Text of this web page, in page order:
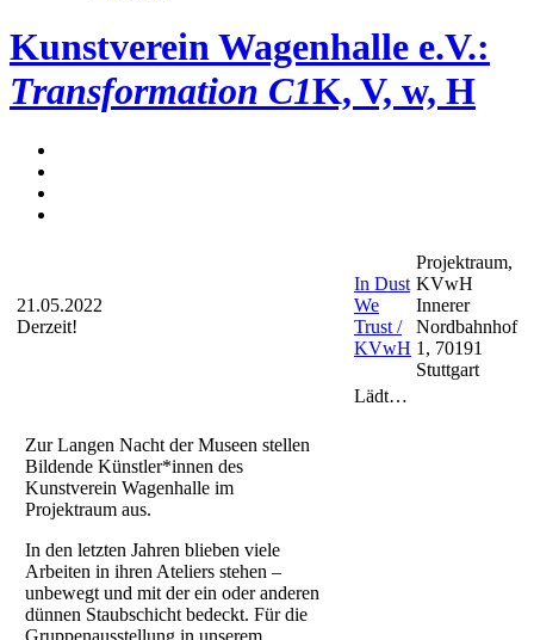
Kunstverein Wagenhalle e.V.:
Transformation C1K, V, w, H
21.05.2022
Derzeit!
In Dust
We
Trust /
KVwH
Projektraum,
KVwH
Innerer
Nordbahnhof
1, 70191
Stuttgart
Lädt…
Zur Langen Nacht der Museen stellen
Bildende Künstler*innen des
Kunstverein Wagenhalle im
Projektraum aus.
In den letzten Jahren blieben viele
Arbeiten in ihren Ateliers stehen –
unbewegt und mit der ein oder anderen
dünnen Staubschicht bedeckt. Für die
Gruppenausstellung in unserem